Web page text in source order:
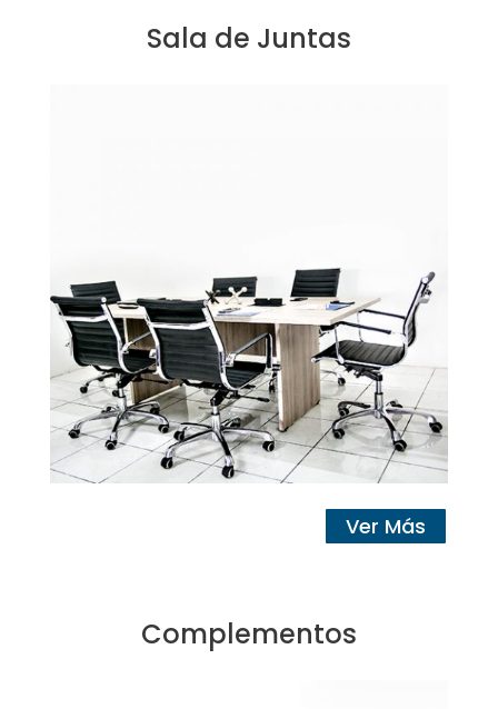
Sala de Juntas
Ver Más
Complementos